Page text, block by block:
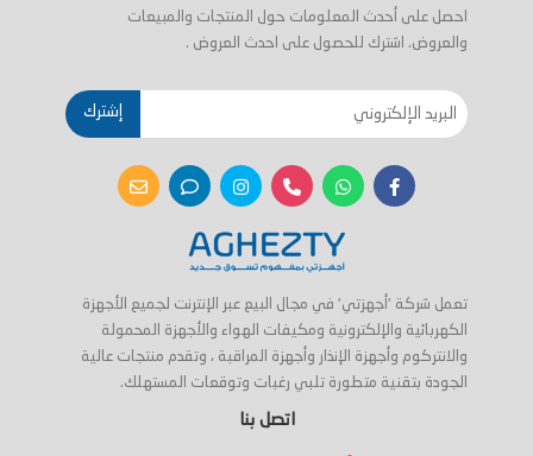
احصل على أحدث المعلومات حول المنتجات والمبيعات
والعروض. اشترك للحصول على احدث العروض .
إشترك
تعمل شركة 'أجهزتي' في مجال البيع عبر الإنترنت لجميع الأجهزة
الكهربائية والإلكترونية ومكيفات الهواء والأجهزة المحمولة
والانتركوم وأجهزة الإنذار وأجهزة المراقبة ، وتقدم منتجات عالية
الجودة بتقنية متطورة تلبي رغبات وتوقعات المستهلك.
اتصل بنا